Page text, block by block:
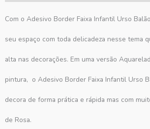
Com o Adesivo Border Faixa Infantil Urso
seu espaço com toda delicadeza nesse tema
alta nas decorações. Em uma versão
pintura, o Adesivo Border Faixa Infantil Urso
decora de forma prática e rápida mas com
de Rosa.